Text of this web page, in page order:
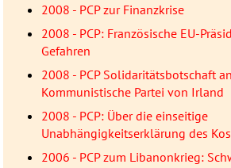
2008 - PCP zur Finanzkrise
2008 - PCP: Französische EU-
Gefahren
2008 - PCP Solidaritätsbotschaft
Kommunistische Partei von Irland
2008 - PCP: Über die einseitige
Unabhängigkeitserklärung des
2006 - PCP zum Libanonkrieg: